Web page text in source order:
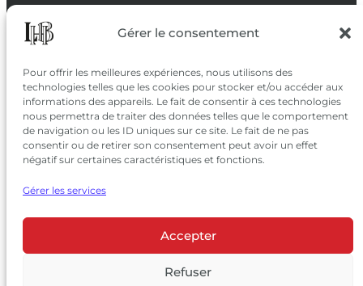
Gérer le consentement
Pour offrir les meilleures expériences, nous utilisons des
technologies telles que les cookies pour stocker et/ou accéder aux
informations des appareils. Le fait de consentir à ces technologies
nous permettra de traiter des données telles que le comportement
de navigation ou les ID uniques sur ce site. Le fait de ne pas
consentir ou de retirer son consentement peut avoir un effet
négatif sur certaines caractéristiques et fonctions.
Gérer les services
Accepter
Refuser
SUIVEZ-NOUS
SUR LES RÉSEAUX
© 2026 Château Larrivet Haut-Brion |
Mentions légales|Politique de confidentialité
|CGV